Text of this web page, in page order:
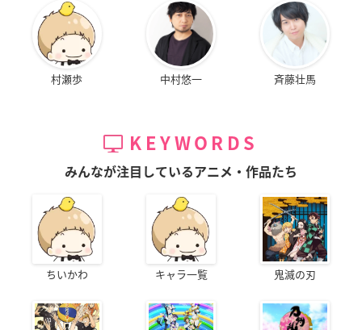
村瀬歩 中村悠一 斉藤壮馬
KEYWORDS
みんなが注目しているアニメ・作品たち
ちいかわ キャラ一覧 鬼滅の刃